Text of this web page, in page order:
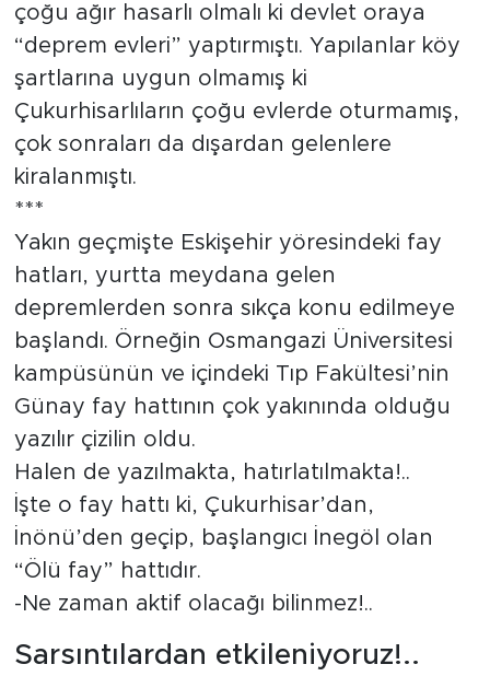
çoğu ağır hasarlı olmalı ki devlet oraya
“deprem evleri” yaptırmıştı. Yapılanlar köy
şartlarına uygun olmamış ki
Çukurhisarlıların çoğu evlerde oturmamış,
çok sonraları da dışardan gelenlere
kiralanmıştı.
***
Yakın geçmişte Eskişehir yöresindeki fay
hatları, yurtta meydana gelen
depremlerden sonra sıkça konu edilmeye
başlandı. Örneğin Osmangazi Üniversitesi
kampüsünün ve içindeki Tıp Fakültesi’nin
Günay fay hattının çok yakınında olduğu
yazılır çizilin oldu.
Halen de yazılmakta, hatırlatılmakta!..
İşte o fay hattı ki, Çukurhisar’dan,
İnönü’den geçip, başlangıcı İnegöl olan
“Ölü fay” hattıdır.
-Ne zaman aktif olacağı bilinmez!..
Sarsıntılardan etkileniyoruz!..